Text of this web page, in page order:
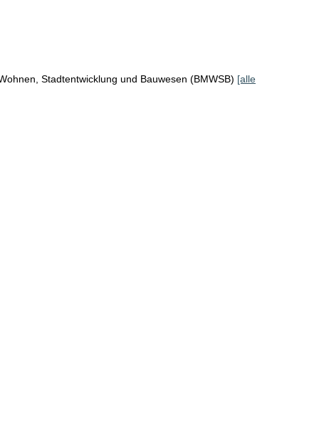
Stadtentwicklung und Bauwesen (BMWSB) [alle